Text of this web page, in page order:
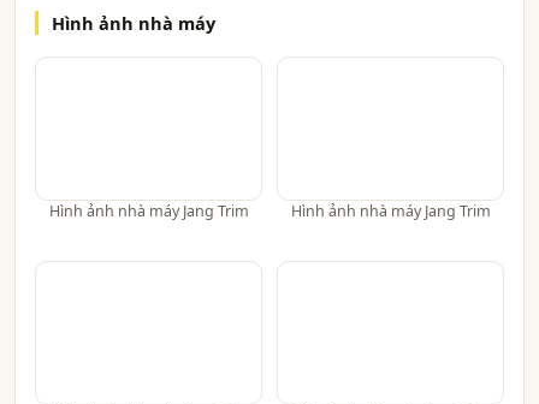
Hình ảnh nhà máy
Hình ảnh nhà máy Jang Trim Hình ảnh nhà máy Jang Trim